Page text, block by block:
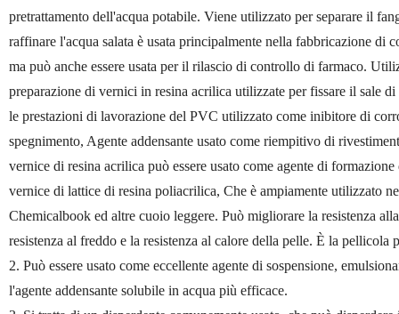
pretrattamento dell'acqua potabile. Viene utilizzato per separare il
raffinare l'acqua salata è usata principalmente nella fabbricazione
ma può anche essere usata per il rilascio di controllo di farmaco.
preparazione di vernici in resina acrilica utilizzate per fissare il sale
le prestazioni di lavorazione del PVC utilizzato come inibitore di
spegnimento, Agente addensante usato come riempitivo di
vernice di resina acrilica può essere usato come agente di
vernice di lattice di resina poliacrilica, Che è ampiamente utilizzato
Chemicalbook ed altre cuoio leggere. Può migliorare la resistenza
resistenza al freddo e la resistenza al calore della pelle. È la
2. Può essere usato come eccellente agente di sospensione,
l'agente addensante solubile in acqua più efficace.